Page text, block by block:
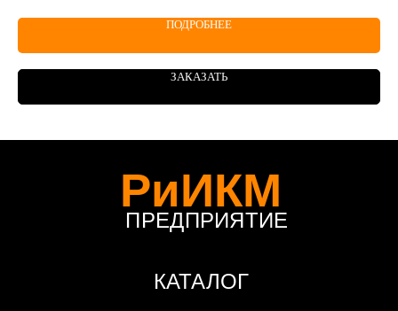
ПОДРОБНЕЕ
ЗАКАЗАТЬ
КАТАЛОГ
РиИКМ
ПРЕДПРИЯТИЕ